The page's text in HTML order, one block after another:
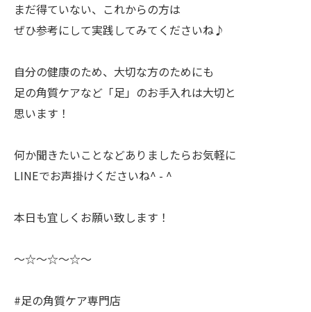
まだ得ていない、これからの方は
ぜひ参考にして実践してみてくださいね♪
自分の健康のため、大切な方のためにも
足の角質ケアなど「足」のお手入れは大切と
思います！
何か聞きたいことなどありましたらお気軽に
LINEでお声掛けくださいね^ - ^
本日も宜しくお願い致します！
〜☆〜☆〜☆〜
#足の角質ケア専門店